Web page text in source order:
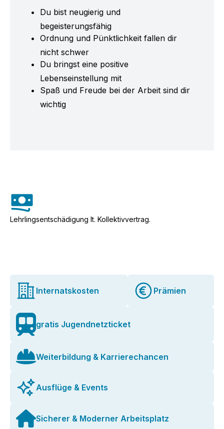
Du bist neugierig und
begeisterungsfähig
Ordnung und Pünktlichkeit fallen dir
nicht schwer
Du bringst eine positive
Lebenseinstellung mit
Spaß und Freude bei der Arbeit sind dir
wichtig
Lehrlingsentschädigung lt. Kollektivvertrag.
Internatskosten Prämien
gratis Jugendnetzticket
Weiterbildung & Karrierechancen
Ausflüge & Events
Sicherer & Moderner Arbeitsplatz